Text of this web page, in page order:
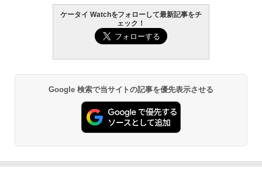
ケータイ Watchをフォローして最新記事をチ
ェック！
Google 検索で当サイトの記事を優先表示させる